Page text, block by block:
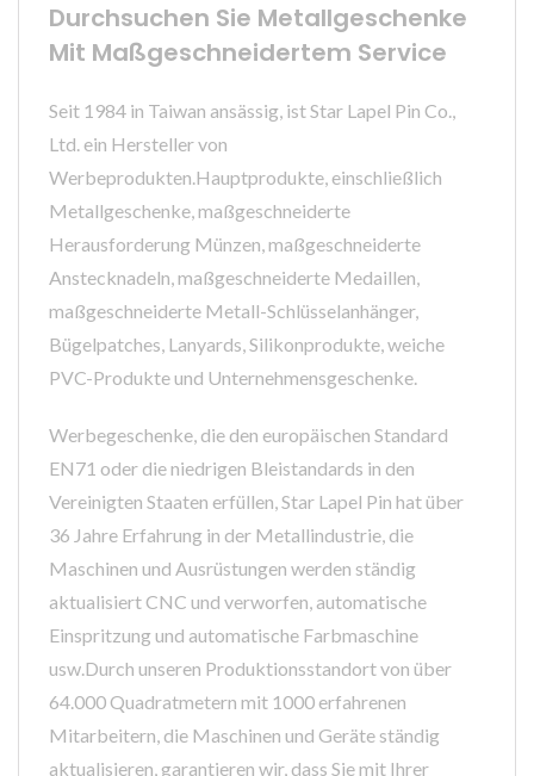
Durchsuchen Sie Metallgeschenke
Mit Maßgeschneidertem Service
Seit 1984 in Taiwan ansässig, ist Star Lapel Pin Co.,
Ltd. ein Hersteller von
Werbeprodukten.Hauptprodukte, einschließlich
Metallgeschenke, maßgeschneiderte
Herausforderung Münzen, maßgeschneiderte
Anstecknadeln, maßgeschneiderte Medaillen,
maßgeschneiderte Metall-Schlüsselanhänger,
Bügelpatches, Lanyards, Silikonprodukte, weiche
PVC-Produkte und Unternehmensgeschenke.
Werbegeschenke, die den europäischen Standard
EN71 oder die niedrigen Bleistandards in den
Vereinigten Staaten erfüllen, Star Lapel Pin hat über
36 Jahre Erfahrung in der Metallindustrie, die
Maschinen und Ausrüstungen werden ständig
aktualisiert CNC und verworfen, automatische
Einspritzung und automatische Farbmaschine
usw.Durch unseren Produktionsstandort von über
64.000 Quadratmetern mit 1000 erfahrenen
Mitarbeitern, die Maschinen und Geräte ständig
aktualisieren, garantieren wir, dass Sie mit Ihrer